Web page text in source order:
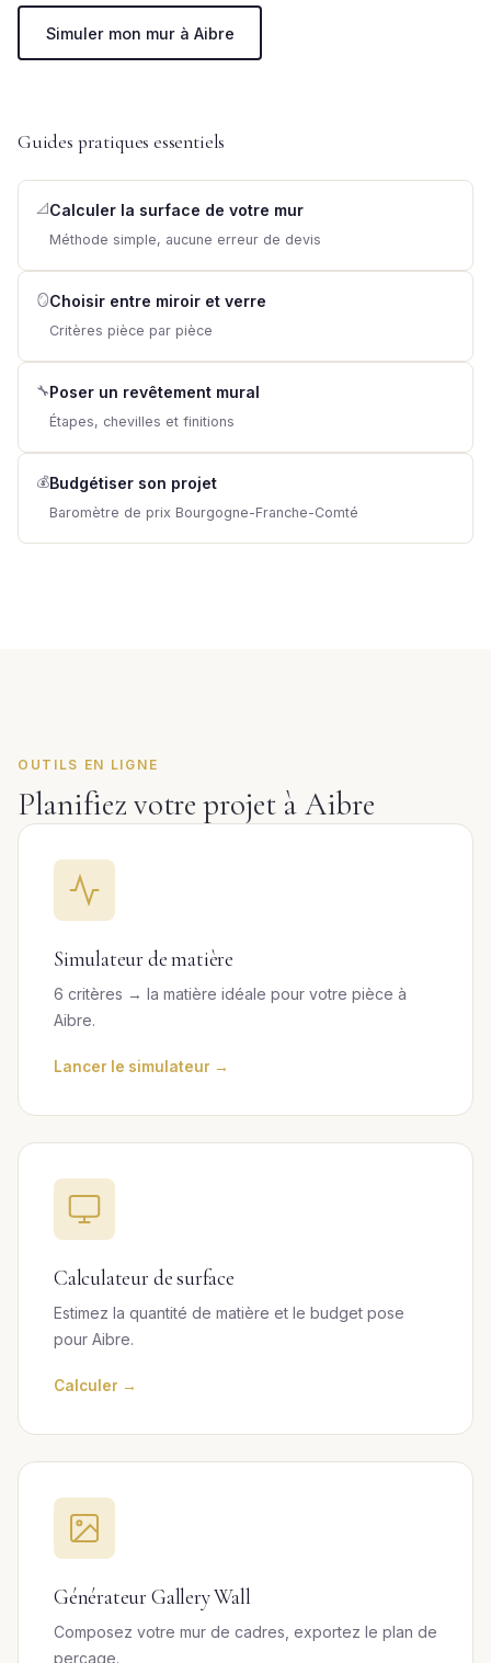
Simuler mon mur à Aibre
Guides pratiques essentiels
📐 Calculer la surface de votre mur
Méthode simple, aucune erreur de devis
🪞Choisir entre miroir et verre
Critères pièce par pièce
🔧Poser un revêtement mural
Étapes, chevilles et finitions
💰Budgétiser son projet
Baromètre de prix Bourgogne-Franche-Comté
OUTILS EN LIGNE
Planifiez votre projet à Aibre
Simulateur de matière
6 critères → la matière idéale pour votre pièce à
Aibre.
Lancer le simulateur →
Calculateur de surface
Estimez la quantité de matière et le budget pose
pour Aibre.
Calculer →
Générateur Gallery Wall
Composez votre mur de cadres, exportez le plan de
perçage.